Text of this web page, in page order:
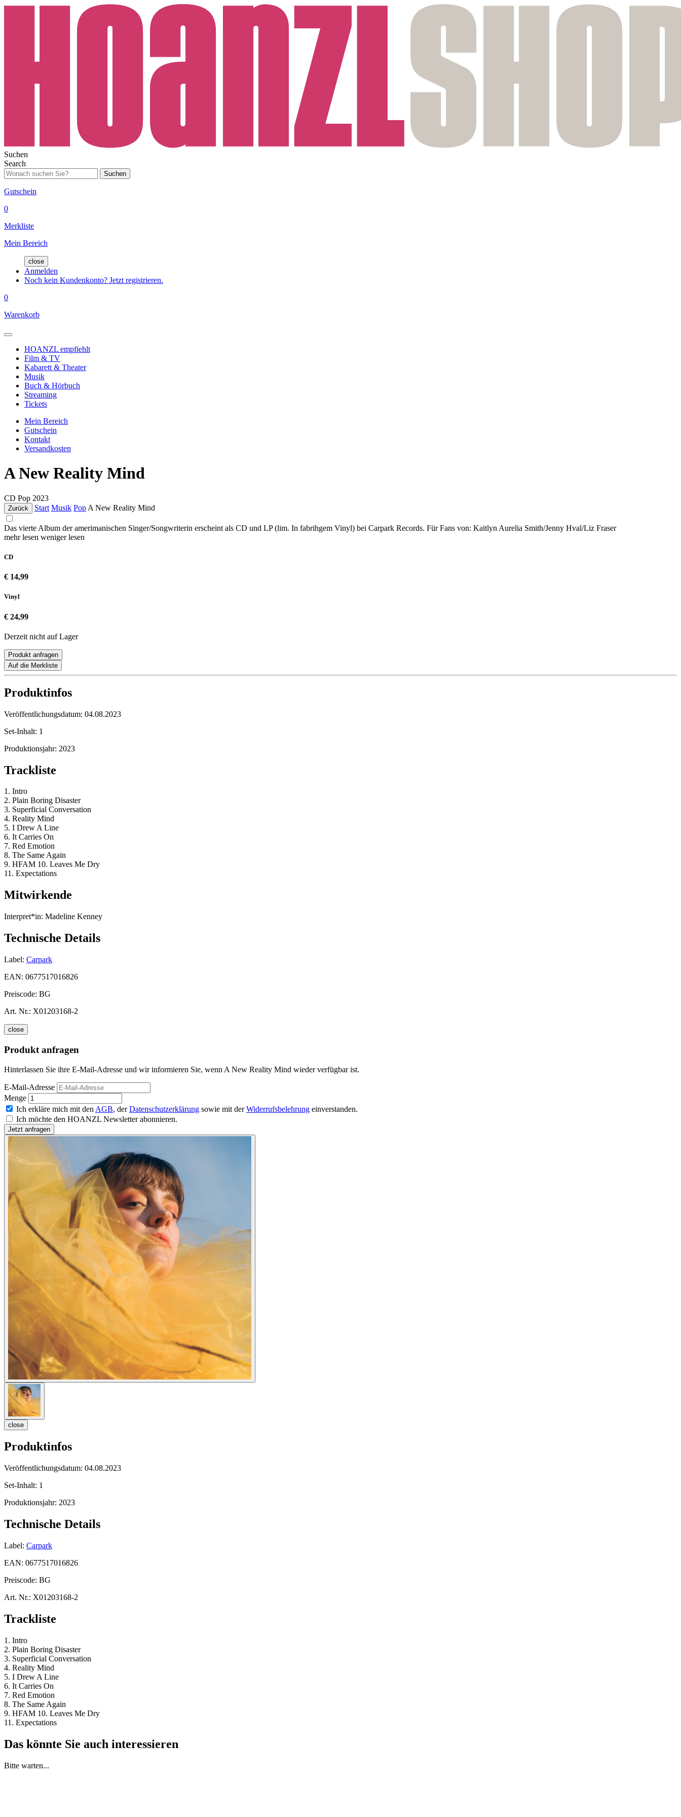
Suchen
Search
Suchen
Gutschein
0
Merkliste
Mein Bereich
close
Anmelden
Noch kein Kundenkonto? Jetzt registrieren.
0
Warenkorb
HOANZL empfiehlt
Film & TV
Kabarett & Theater
Musik
Buch & Hörbuch
Streaming
Tickets
Mein Bereich
Gutschein
Kontakt
Versandkosten
A New Reality Mind
CD Pop 2023
Zurück Start Musik Pop A New Reality Mind
Das vierte Album der amerimanischen Singer/Songwriterin erscheint als CD und LP (lim. In fabrihgem Vinyl) bei Carpark Records. Für Fans von: Kaitlyn Aurelia Smith/Jenny Hval/Liz Fraser
mehr lesen weniger lesen
CD
€ 14,99
Vinyl
€ 24,99
Derzeit nicht auf Lager
Produkt anfragen
Auf die Merkliste
Produktinfos
Veröffentlichungsdatum: 04.08.2023
Set-Inhalt: 1
Produktionsjahr: 2023
Trackliste
1. Intro
2. Plain Boring Disaster
3. Superficial Conversation
4. Reality Mind
5. I Drew A Line
6. It Carries On
7. Red Emotion
8. The Same Again
9. HFAM 10. Leaves Me Dry
11. Expectations
Mitwirkende
Interpret*in: Madeline Kenney
Technische Details
Label: Carpark
EAN: 0677517016826
Preiscode: BG
Art. Nr.: X01203168-2
close
Produkt anfragen
Hinterlassen Sie ihre E-Mail-Adresse und wir informieren Sie, wenn A New Reality Mind wieder verfügbar ist.
E-Mail-Adresse
Menge
Ich erkläre mich mit den AGB, derDatenschutzerklärung sowie mit derWiderrufsbelehrung einverstanden.
Ich möchte den HOANZL Newsletter abonnieren.
close
Produktinfos
Veröffentlichungsdatum: 04.08.2023
Set-Inhalt: 1
Produktionsjahr: 2023
Technische Details
Label: Carpark
EAN: 0677517016826
Preiscode: BG
Art. Nr.: X01203168-2
Trackliste
1. Intro
2. Plain Boring Disaster
3. Superficial Conversation
4. Reality Mind
5. I Drew A Line
6. It Carries On
7. Red Emotion
8. The Same Again
9. HFAM 10. Leaves Me Dry
11. Expectations
Das könnte Sie auch interessieren
Bitte warten...